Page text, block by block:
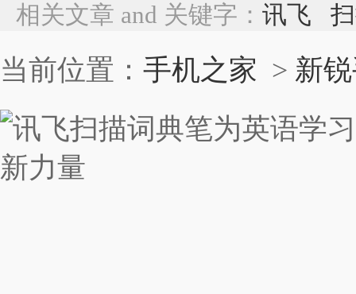
相关文章 and 关键字： 讯飞
当前位置： 手机之家 > 新